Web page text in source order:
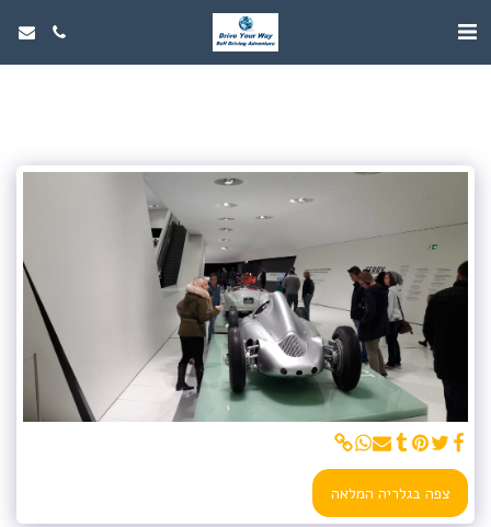
צפה בגלריה המלאה